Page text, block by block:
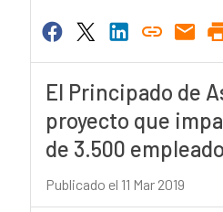
El Principado de
proyecto que
de 3.500
Publicado el 11 Mar 2019